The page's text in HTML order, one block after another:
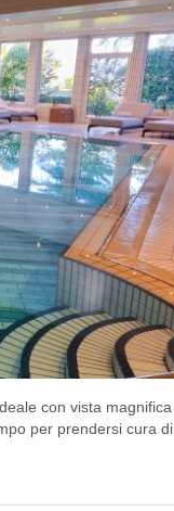
con vista
per prendersi cura